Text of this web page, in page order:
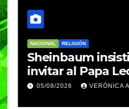
NACIONAL RELIGIÓN
Sheinbaum
invitar al Papa
México durante
05/08/2026 VERÓNICA